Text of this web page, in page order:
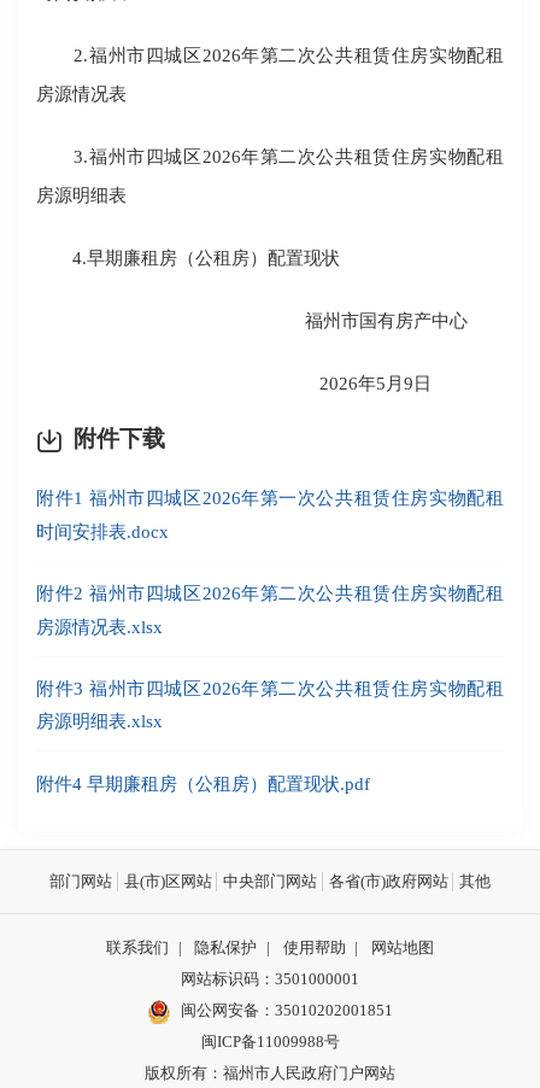
2.福州市四城区2026年第二次公共租赁住房实物配租
房源情况表
3.福州市四城区2026年第二次公共租赁住房实物配租
房源明细表
4.早期廉租房（公租房）配置现状
福州市国有房产中心
2026年5月9日
附件下载
附件1 福州市四城区2026年第一次公共租赁住房实物配租
时间安排表.docx
附件2 福州市四城区2026年第二次公共租赁住房实物配租
房源情况表.xlsx
附件3 福州市四城区2026年第二次公共租赁住房实物配租
房源明细表.xlsx
附件4 早期廉租房（公租房）配置现状.pdf
部门网站 县(市)区网站 中央部门网站 各省(市)政府网站 其他
联系我们 | 隐私保护 | 使用帮助 |
网站地图
网站标识码：3501000001
闽公网安备： 35010202001851
闽ICP备11009988号
版权所有：福州市人民政府门户网站